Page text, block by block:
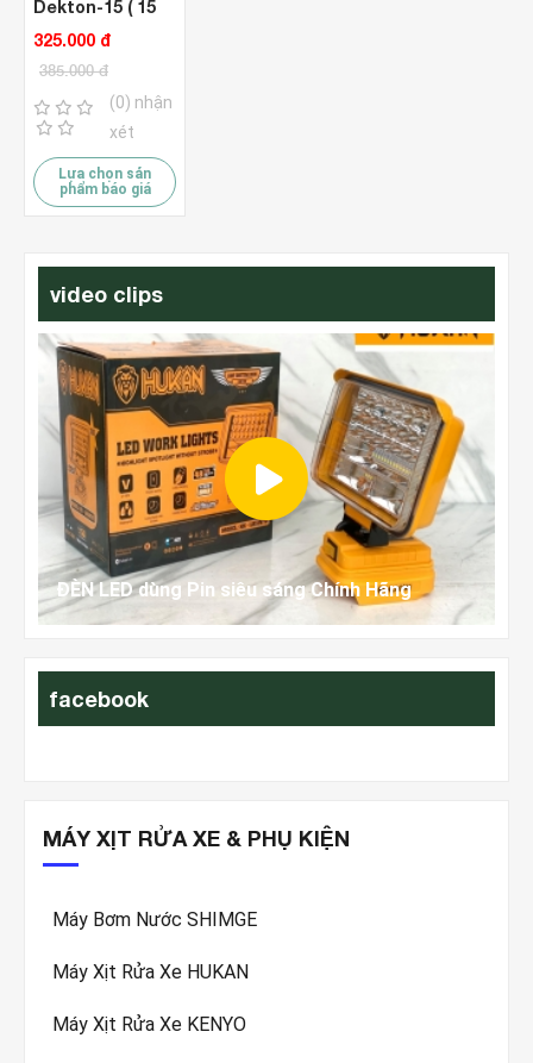
video clips
ĐÈN LED dùng Pin siêu sáng Chính Hãng
facebook
MÁY XỊT RỬA XE & PHỤ KIỆN
Máy Bơm Nước SHIMGE
Máy Xịt Rửa Xe HUKAN
Máy Xịt Rửa Xe KENYO
Dekton-15 ( 15
Mét )
325.000 đ
385.000 đ
(0) nhận
xét
Lựa chọn sản
phẩm báo giá